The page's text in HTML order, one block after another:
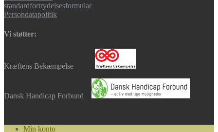
standardfortrydelsesformular
Persondatapolitik
Vi støtter:
Kræftens Bekæmpelse
Dansk Handicap Forbund
Min konto